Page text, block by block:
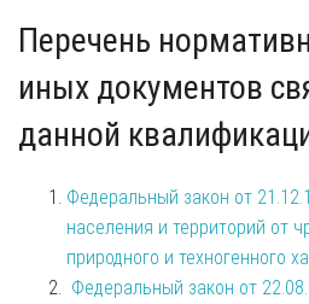
Перечень
иных документов
данной
Федеральный закон от
населения и территорий от
природного и техногенного
Федеральный закон от